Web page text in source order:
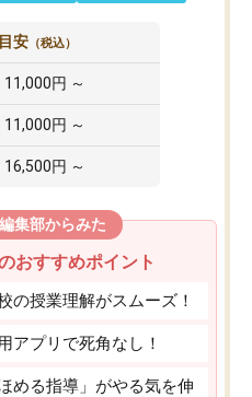
安 （税込）
11,000円 ～
11,000円 ～
16,500円 ～
集部からみた
おすすめポイント
の授業理解がスムーズ！
アプリで死角なし！
める指導」がやる気を伸